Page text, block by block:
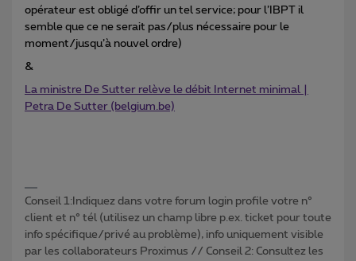
opérateur est obligé d’offir un tel service; pour l’IBPT il
semble que ce ne serait pas/plus nécessaire pour le
moment/jusqu’à nouvel ordre)
&
La ministre De Sutter relève le débit Internet minimal |
Petra De Sutter (belgium.be)
Conseil 1:Indiquez dans votre forum login profile votre n°
client et n° tél (utilisez un champ libre p.ex. ticket pour toute
info spécifique/privé au problème), info uniquement visible
par les collaborateurs Proximus // Conseil 2: Consultez les